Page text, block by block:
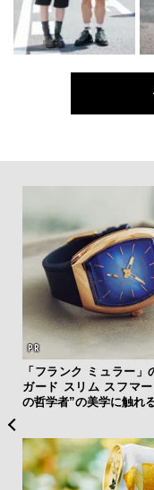
「フランク ミュラー」
ガード スリム スフマ
の哲学者”の美学に触れ